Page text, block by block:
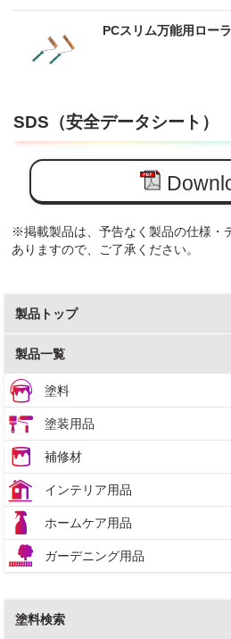
PCスリム万能用ロー
SDS（安全データシート）
※掲載製品は、予告なく製品の仕様・
ありますので、ご了承ください。
製品トップ
製品一覧
塗料
塗装用品
補修材
インテリア用品
ホームケア用品
ガーデニング用品
塗料検索